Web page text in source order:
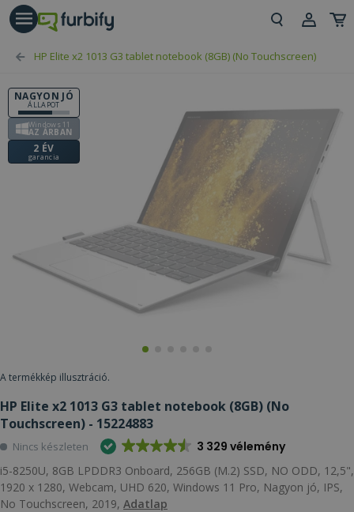
HP Elite x2 1013 G3 tablet notebook (8GB) (No Touchscreen)
NAGYON JÓ
ÁLLAPOT
Windows 11
AZ ÁRBAN
2 ÉV
garancia
A termékkép illusztráció.
HP Elite x2 1013 G3 tablet notebook (8GB) (No
Touchscreen) - 15224883
Nincs készleten 3 329 vélemény
i5-8250U, 8GB LPDDR3 Onboard, 256GB (M.2) SSD, NO ODD, 12,5",
1920 x 1280, Webcam, UHD 620, Windows 11 Pro, Nagyon jó, IPS,
No Touchscreen, 2019, Adatlap
gomb